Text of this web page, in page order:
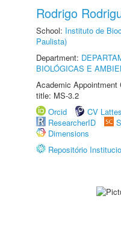
Rodrigo
School: Instituto de
Paulista)
Department:
BIOLÓGICAS E
Academic Appointment
title: MS-3.2
Orcid
CV Lattes
ResearcherID
Dimensions
Repositório